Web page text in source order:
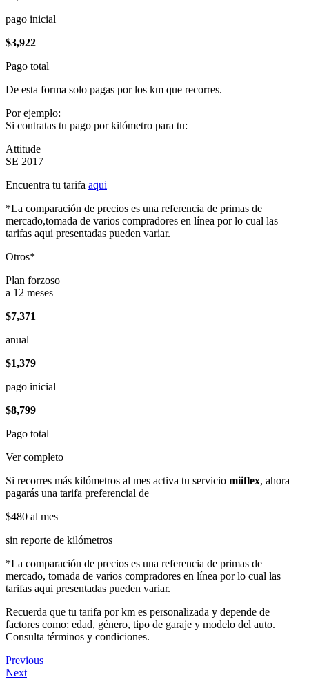
pago inicial
$3,922
Pago total
De esta forma solo pagas por los km que recorres.
Por ejemplo:
Si contratas tu pago por kilómetro para tu:
Attitude
SE 2017
Encuentra tu tarifa aqui
*La comparación de precios es una referencia de primas de
mercado,tomada de varios compradores en línea por lo cual las
tarifas aqui presentadas pueden variar.
Otros*
Plan forzoso
a 12 meses
$7,371
anual
$1,379
pago inicial
$8,799
Pago total
Ver completo
Si recorres más kilómetros al mes activa tu servicio miiflex, ahora
pagarás una tarifa preferencial de
$480 al mes
sin reporte de kilómetros
*La comparación de precios es una referencia de primas de
mercado, tomada de varios compradores en línea por lo cual las
tarifas aqui presentadas pueden variar.
Recuerda que tu tarifa por km es personalizada y depende de
factores como: edad, género, tipo de garaje y modelo del auto.
Consulta términos y condiciones.
Previous
Next